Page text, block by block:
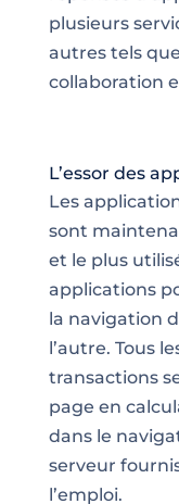
plusieurs
autres tels
collaboration
L’essor des
Les
sont
et le plus
applications
la navigation
l’autre. Tous
transactions
page en
dans le
serveur
l’emploi.